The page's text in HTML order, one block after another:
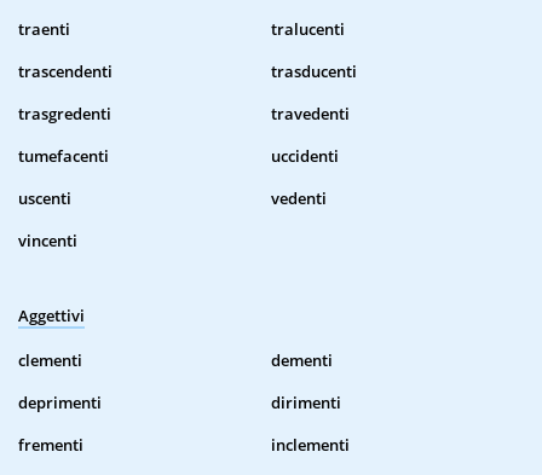
traenti
tralucenti
trascendenti
trasducenti
trasgredenti
travedenti
tumefacenti
uccidenti
uscenti
vedenti
vincenti
Aggettivi
clementi
dementi
deprimenti
dirimenti
frementi
inclementi